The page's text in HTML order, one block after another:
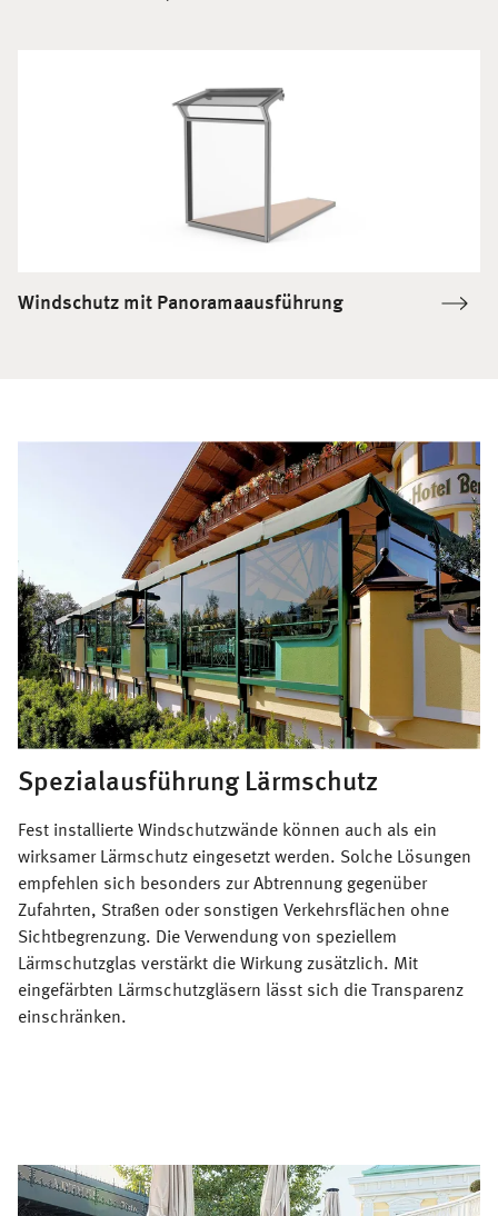
Windschutz mit Panoramaausführung
Spezialausführung Lärmschutz
Fest installierte Windschutzwände können auch als ein
wirksamer Lärmschutz eingesetzt werden. Solche Lösungen
empfehlen sich besonders zur Abtrennung gegenüber
Zufahrten, Straßen oder sonstigen Verkehrsflächen ohne
Sichtbegrenzung. Die Verwendung von speziellem
Lärmschutzglas verstärkt die Wirkung zusätzlich. Mit
eingefärbten Lärmschutzgläsern lässt sich die Transparenz
einschränken.